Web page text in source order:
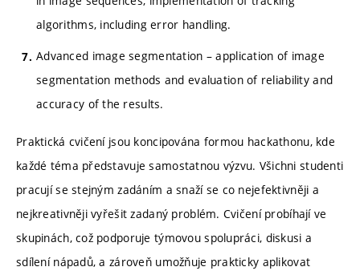
algorithms, including error handling.
Advanced image segmentation – application of image
segmentation methods and evaluation of reliability and
accuracy of the results.
Praktická cvičení jsou koncipována formou hackathonu, kde
každé téma představuje samostatnou výzvu. Všichni studenti
pracují se stejným zadáním a snaží se co nejefektivněji a
nejkreativněji vyřešit zadaný problém. Cvičení probíhají ve
skupinách, což podporuje týmovou spolupráci, diskusi a
sdílení nápadů, a zároveň umožňuje prakticky aplikovat